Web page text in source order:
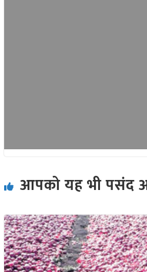
आपको यह भी पसंद